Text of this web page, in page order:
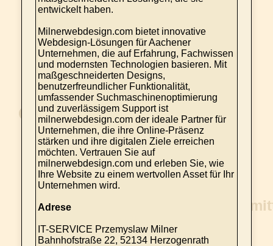
entwickelt haben.
Milnerwebdesign.com bietet innovative
Webdesign-Lösungen für Aachener
Unternehmen, die auf Erfahrung, Fachwissen
und modernsten Technologien basieren. Mit
maßgeschneiderten Designs,
benutzerfreundlicher Funktionalität,
umfassender Suchmaschinenoptimierung
und zuverlässigem Support ist
milnerwebdesign.com der ideale Partner für
Unternehmen, die ihre Online-Präsenz
stärken und ihre digitalen Ziele erreichen
möchten. Vertrauen Sie auf
milnerwebdesign.com und erleben Sie, wie
Ihre Website zu einem wertvollen Asset für Ihr
Unternehmen wird.
Adrese
IT-SERVICE Przemyslaw Milner
Bahnhofstraße 22, 52134 Herzogenrath